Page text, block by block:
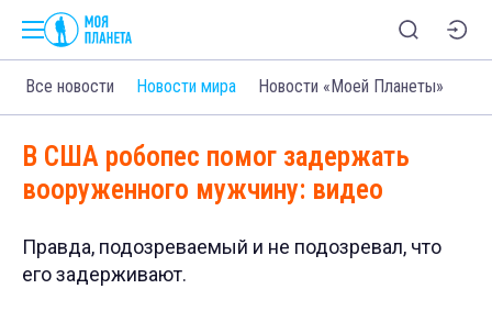
Все новости Новости мира Новости «Моей Планеты»
В США робопес помог задержать
вооруженного мужчину: видео
Правда, подозреваемый и не подозревал, что
его задерживают.